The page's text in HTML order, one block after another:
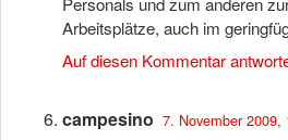
Arbeitsplätze, auch im
Auf diesen Kommentar
campesino 7. November 2009,